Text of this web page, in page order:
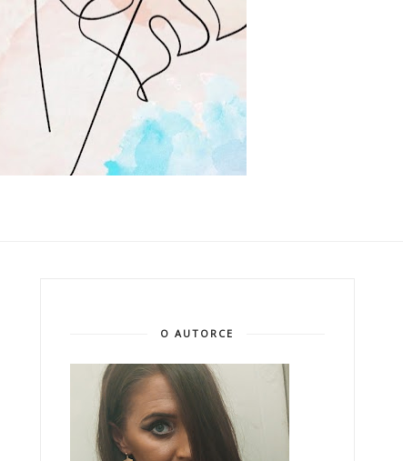
O AUTORCE